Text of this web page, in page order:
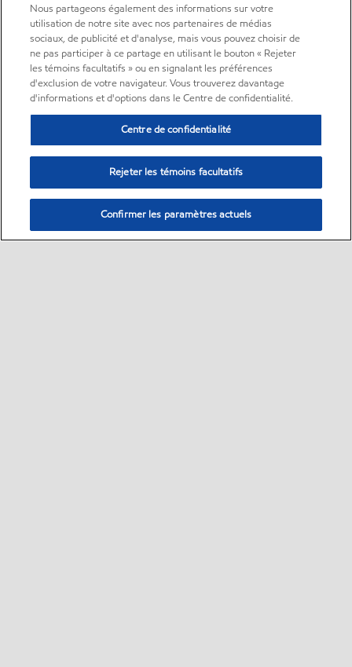
Nous partageons également des informations sur votre
utilisation de notre site avec nos partenaires de médias
sociaux, de publicité et d'analyse, mais vous pouvez choisir de
ne pas participer à ce partage en utilisant le bouton « Rejeter
les témoins facultatifs » ou en signalant les préférences
d'exclusion de votre navigateur. Vous trouverez davantage
d'informations et d'options dans le Centre de confidentialité.
Centre de confidentialité
Rejeter les témoins facultatifs
Confirmer les paramètres actuels